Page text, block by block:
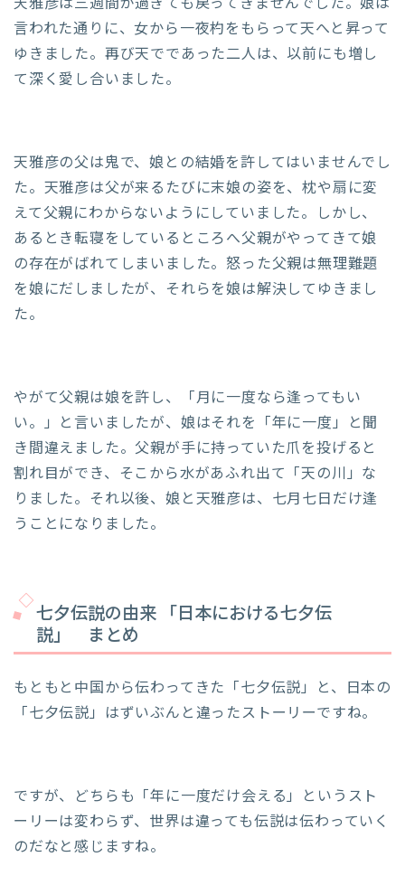
言われた通りに、女から一夜杓をもらって天へと昇って
ゆきました。再び天でであった二人は、以前にも増し
て深く愛し合いました。
天雅彦の父は鬼で、娘との結婚を許してはいませんでし
た。天雅彦は父が来るたびに末娘の姿を、枕や扇に変
えて父親にわからないようにしていました。しかし、
あるとき転寝をしているところへ父親がやってきて娘
の存在がばれてしまいました。怒った父親は無理難題
を娘にだしましたが、それらを娘は解決してゆきまし
た。
やがて父親は娘を許し、「月に一度なら逢ってもい
い。」と言いましたが、娘はそれを「年に一度」と聞
き間違えました。父親が手に持っていた爪を投げると
割れ目ができ、そこから水があふれ出て「天の川」な
りました。それ以後、娘と天雅彦は、七月七日だけ逢
うことになりました。
七夕伝説の由来 「日本における七夕伝
説」 まとめ
もともと中国から伝わってきた「七夕伝説」と、日本の
「七夕伝説」はずいぶんと違ったストーリーですね。
ですが、どちらも「年に一度だけ会える」というスト
ーリーは変わらず、世界は違っても伝説は伝わっていく
のだなと感じますね。